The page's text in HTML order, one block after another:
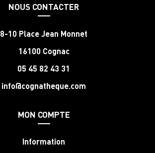
NOUS CONTACTER
8-10 Place Jean Monnet
16100 Cognac
05 45 82 43 31
info@cognatheque.com
MON COMPTE
Information